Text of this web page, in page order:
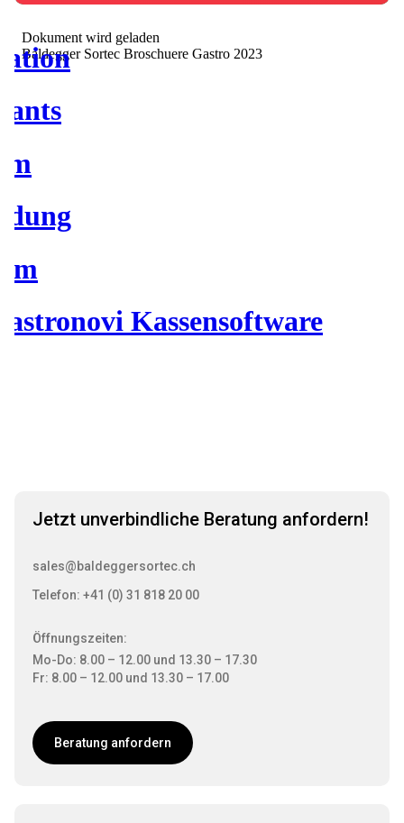
Jetzt unverbindliche Beratung anfordern!
sales@baldeggersortec.ch
Telefon: +41 (0) 31 818 20 00
Öffnungszeiten:
Mo-Do: 8.00 – 12.00 und 13.30 – 17.30
Fr: 8.00 – 12.00 und 13.30 – 17.00
Beratung anfordern